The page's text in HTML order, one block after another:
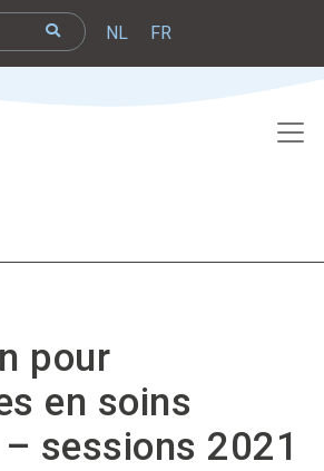
NL FR
pour
en soins
sessions 2021